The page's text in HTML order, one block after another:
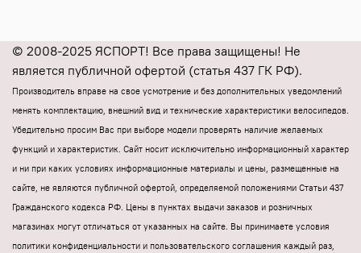
© 2008-2025 ЯСПОРТ! Все права защищены! Не
является публичной офертой (статья 437 ГК РФ).
Производитель вправе на свое усмотрение и без дополнительных уведомлений
менять комплектацию, внешний вид и технические характеристики велосипедов.
Убедительно просим Вас при выборе модели проверять наличие желаемых
функций и характеристик. Cайт носит исключительно информационный характер
и ни при каких условиях информационные материалы и цены, размещенные на
сайте, не являются публичной офертой, определяемой положениями Статьи 437
Гражданского кодекса РФ. Цены в пунктах выдачи заказов и розничных
магазинах могут отличаться от указанных на сайте. Вы принимаете условия
политики конфиденциальности и пользовательского соглашения каждый раз,